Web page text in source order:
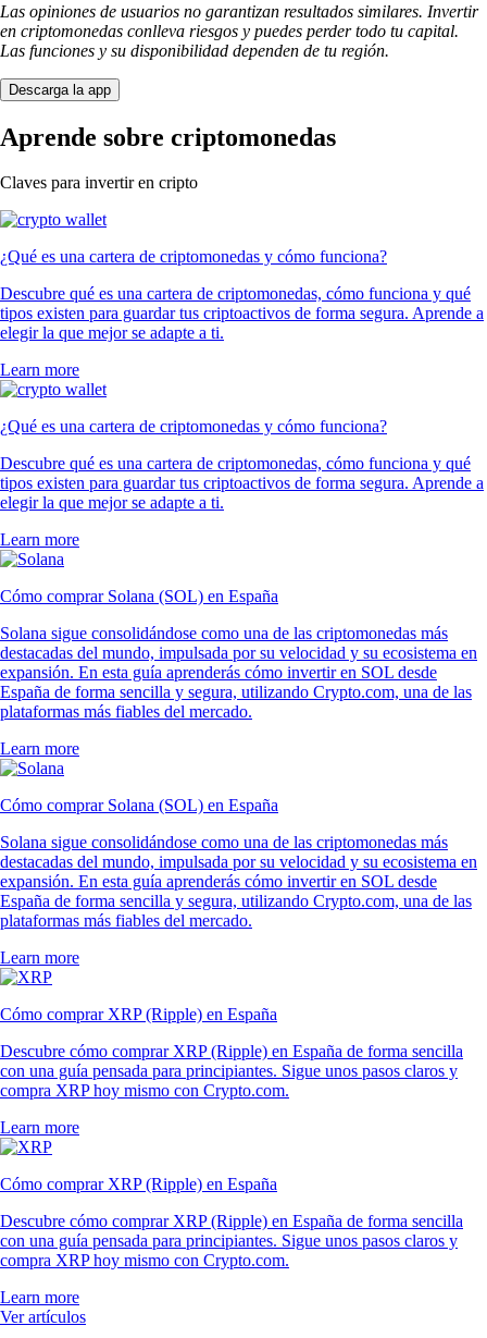
Las opiniones de usuarios no garantizan resultados similares. Invertir
en criptomonedas conlleva riesgos y puedes perder todo tu capital.
Las funciones y su disponibilidad dependen de tu región.
Descarga la app
Aprende sobre criptomonedas
Claves para invertir en cripto
¿Qué es una cartera de criptomonedas y cómo funciona?
Descubre qué es una cartera de criptomonedas, cómo funciona y qué
tipos existen para guardar tus criptoactivos de forma segura. Aprende a
elegir la que mejor se adapte a ti.
Learn more
¿Qué es una cartera de criptomonedas y cómo funciona?
Descubre qué es una cartera de criptomonedas, cómo funciona y qué
tipos existen para guardar tus criptoactivos de forma segura. Aprende a
elegir la que mejor se adapte a ti.
Learn more
Cómo comprar Solana (SOL) en España
Solana sigue consolidándose como una de las criptomonedas más
destacadas del mundo, impulsada por su velocidad y su ecosistema en
expansión. En esta guía aprenderás cómo invertir en SOL desde
España de forma sencilla y segura, utilizando Crypto.com, una de las
plataformas más fiables del mercado.
Learn more
Cómo comprar Solana (SOL) en España
Solana sigue consolidándose como una de las criptomonedas más
destacadas del mundo, impulsada por su velocidad y su ecosistema en
expansión. En esta guía aprenderás cómo invertir en SOL desde
España de forma sencilla y segura, utilizando Crypto.com, una de las
plataformas más fiables del mercado.
Learn more
Cómo comprar XRP (Ripple) en España
Descubre cómo comprar XRP (Ripple) en España de forma sencilla
con una guía pensada para principiantes. Sigue unos pasos claros y
compra XRP hoy mismo con Crypto.com.
Learn more
Cómo comprar XRP (Ripple) en España
Descubre cómo comprar XRP (Ripple) en España de forma sencilla
con una guía pensada para principiantes. Sigue unos pasos claros y
compra XRP hoy mismo con Crypto.com.
Learn more
Ver artículos